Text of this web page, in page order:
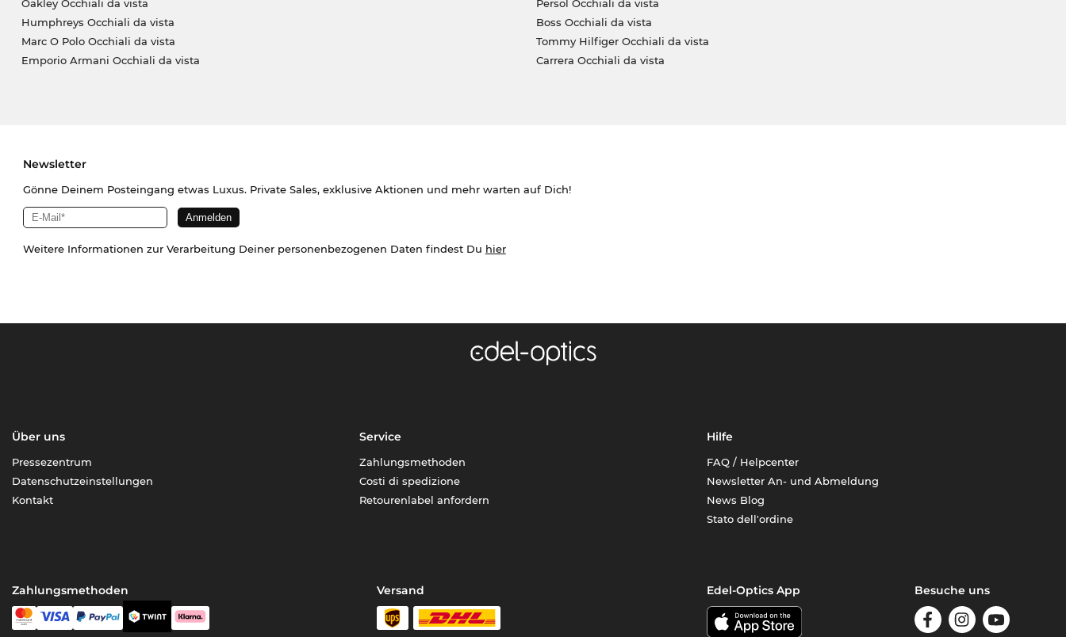
Oakley Occhiali da vista
Humphreys Occhiali da vista
Marc O Polo Occhiali da vista
Emporio Armani Occhiali da vista
Persol Occhiali da vista
Boss Occhiali da vista
Tommy Hilfiger Occhiali da vista
Carrera Occhiali da vista
Newsletter
Gönne Deinem Posteingang etwas Luxus. Private Sales, exklusive Aktionen und mehr warten auf Dich!
Weitere Informationen zur Verarbeitung Deiner personenbezogenen Daten findest Du hier
Über uns
Pressezentrum
Datenschutzeinstellungen
Kontakt
Service
Zahlungsmethoden
Costi di spedizione
Retourenlabel anfordern
Hilfe
FAQ / Helpcenter
Newsletter An- und Abmeldung
News Blog
Stato dell'ordine
Zahlungsmethoden Versand Edel-Optics App Besuche uns